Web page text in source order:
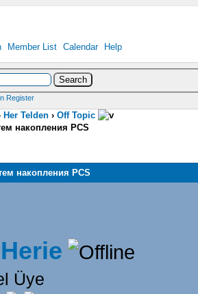
Member List Calendar Help
Register
Her Telden ›Off Topic
накопления PCS
накопления PCS
Üye